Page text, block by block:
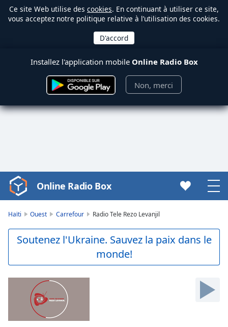
Ce site Web utilise des cookies. En continuant à utiliser ce site,
vous acceptez notre politique relative à l’utilisation des cookies.
Installez l'application mobile Online Radio Box
Non, merci
Video
Player
Play
Video
Skip
Online Radio Box
Haïti Ouest Carrefour Radio Tele Rezo Levanjil
Soutenez l'Ukraine. Sauvez la paix dans le
monde!